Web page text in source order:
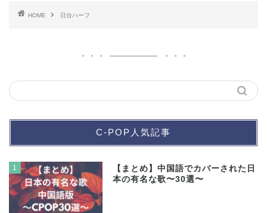
HOME 日台ハーフ
C-POP人気記事
1
【まとめ】中国語でカバーされた日
本の有名な歌〜30選〜